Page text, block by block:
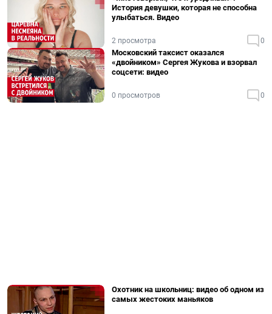
История девушки, которая не способна
улыбаться. Видео
2 просмотра 0
Московский таксист оказался
«двойником» Сергея Жукова и взорвал
соцсети: видео
0 просмотров 0
Охотник на школьниц: видео об одном из
самых жестоких маньяков